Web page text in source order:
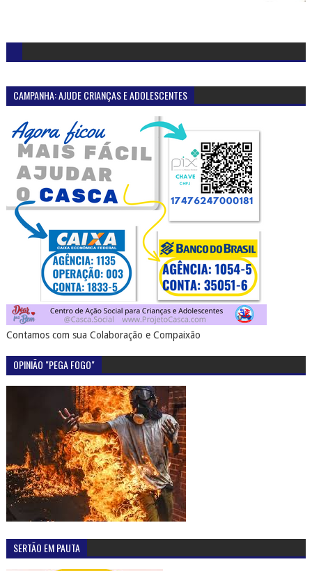
CAMPANHA: AJUDE CRIANÇAS E ADOLESCENTES
Contamos com sua Colaboração e Compaixão
OPINIÃO "PEGA FOGO"
SERTÃO EM PAUTA